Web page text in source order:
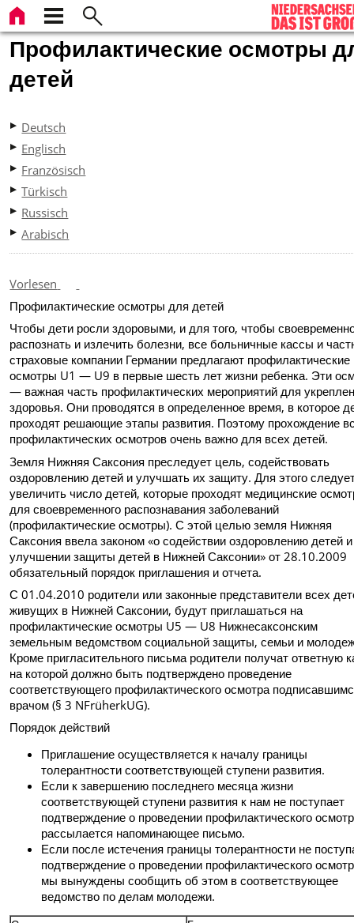
Профилактические осмотры
детей
Deutsch
Englisch
Französisch
Türkisch
Russisch
Arabisch
Vorlesen
Профилактические осмотры для детей
Чтобы дети росли здоровыми, и для того, чтобы
распознать и излечить болезни, все больничные кассы и
страховые компании Германии предлагают профилактические
осмотры U1 — U9 в первые шесть лет жизни ребенка. Эти
— важная часть профилактических мероприятий для
здоровья. Они проводятся в определенное время, в которое
проходят решающие этапы развития. Поэтому прохождение
профилактических осмотров очень важно для всех детей.
Земля Нижняя Саксония преследует цель, содействовать
оздоровлению детей и улучшать их защиту. Для этого
увеличить число детей, которые проходят медицинские
для своевременного распознавания заболеваний
(профилактические осмотры). С этой целью земля Нижняя
Саксония ввела законом «о содействии оздоровлению детей и
улучшении защиты детей в Нижней Саксонии» от 28.10.2009
обязательный порядок приглашения и отчета.
С 01.04.2010 родители или законные представители всех
живущих в Нижней Саксонии, будут приглашаться на
профилактические осмотры U5 — U8 Нижнесаксонским
земельным ведомством социальной защиты, семьи и
Кроме пригласительного письма родители получат ответную
на которой должно быть подтверждено проведение
соответствующего профилактического осмотра
врачом (§ 3 NFrüherkUG).
Порядок действий
Приглашение осуществляется к началу границы
толерантности соответствующей ступени развития.
Если к завершению последнего месяца жизни
соответствующей ступени развития к нам не поступает
подтверждение о проведении профилактического
рассылается напоминающее письмо.
Если после истечения границы толерантности не
подтверждение о проведении профилактического
мы вынуждены сообщить об этом в соответствующее
ведомство по делам молодежи.